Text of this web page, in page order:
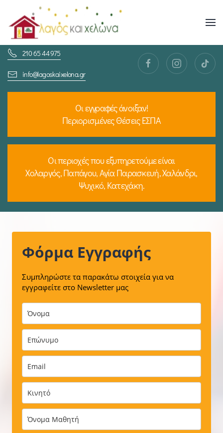
Skip
to
main
content
210 65 44 975
info@lagoskaixelona.gr
Οι εγγραφές άνοιξαν!
Περιορισμένες Θέσεις ΕΣΠΑ
Οι περιοχές που εξυπηρετούμε είναι
Χολαργός, Παπάγου, Αγία Παρασκευή, Χαλάνδρι,
Ψυχικό, Κατεχάκη.
Φόρμα Εγγραφής
Συμπληρώστε τα παρακάτω στοιχεία για να
εγγραφείτε στο Newsletter μας